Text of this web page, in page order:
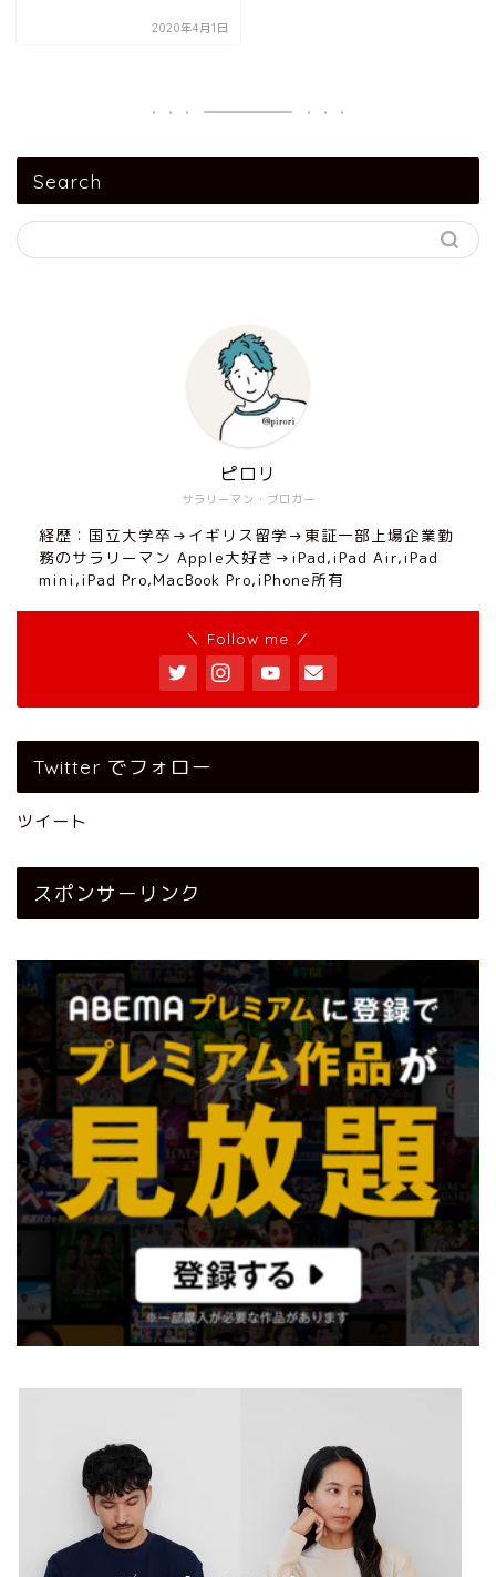
2020年4月1日
Search
サラリーマン・ブロガー
ピロリ
経歴：国立大学卒→イギリス留学→東証一部上場企業勤
務のサラリーマン Apple大好き→iPad,iPad Air,iPad
mini,iPad Pro,MacBook Pro,iPhone所有
＼ Follow me ／
Twitter でフォロー
ツイート
スポンサーリンク